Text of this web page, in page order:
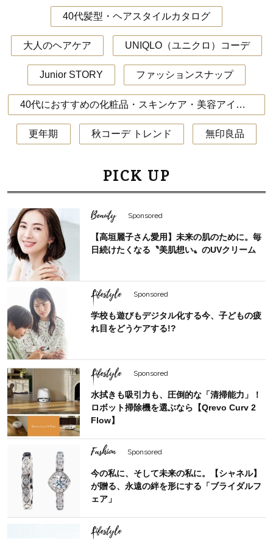
40代髪型・ヘアスタイルカタログ
大人のヘアケア UNIQLO（ユニクロ）コーデ
Junior STORY ファッションスナップ
40代におすすめの化粧品・スキンケア・美容アイテム
更年期 秋コーデ トレンド 無印良品
PICK UP
Beauty Sponsored
【高垣麗子さん愛用】未来の肌のために。毎
日続けたくなる〝美肌想い〟のUVクリーム
Lifestyle Sponsored
学校も遊びもデジタル化する今、子どもの疲
れ目をどうケアする!?
Lifestyle Sponsored
水拭きも吸引力も、圧倒的な「清掃能力」！
ロボット掃除機を選ぶなら【Qrevo Curv 2
Flow】
Fashion Sponsored
今の私に、そして未来の私に。【シャネル】
が贈る、永遠の絆を形にする「ブライダルフ
ェア」
Lifestyle